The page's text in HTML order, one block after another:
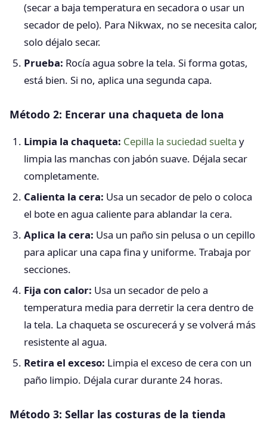
(secar a baja temperatura en secadora o usar un
secador de pelo). Para Nikwax, no se necesita calor,
solo déjalo secar.
Prueba: Rocía agua sobre la tela. Si forma gotas,
está bien. Si no, aplica una segunda capa.
Método 2: Encerar una chaqueta de lona
Limpia la chaqueta: Cepilla la suciedad suelta y
limpia las manchas con jabón suave. Déjala secar
completamente.
Calienta la cera: Usa un secador de pelo o coloca
el bote en agua caliente para ablandar la cera.
Aplica la cera: Usa un paño sin pelusa o un cepillo
para aplicar una capa fina y uniforme. Trabaja por
secciones.
Fija con calor: Usa un secador de pelo a
temperatura media para derretir la cera dentro de
la tela. La chaqueta se oscurecerá y se volverá más
resistente al agua.
Retira el exceso: Limpia el exceso de cera con un
paño limpio. Déjala curar durante 24 horas.
Método 3: Sellar las costuras de la tienda